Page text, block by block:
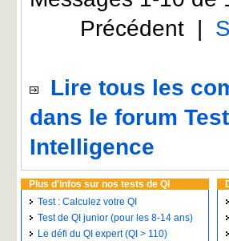
Précédent |
Lire tous les
dans le forum
Intelligence
Plus d'infos sur nos tests de QI
Test : Calculez votre QI
Test de QI junior (pour les 8-14 ans)
Le défi du QI expert (QI > 110)